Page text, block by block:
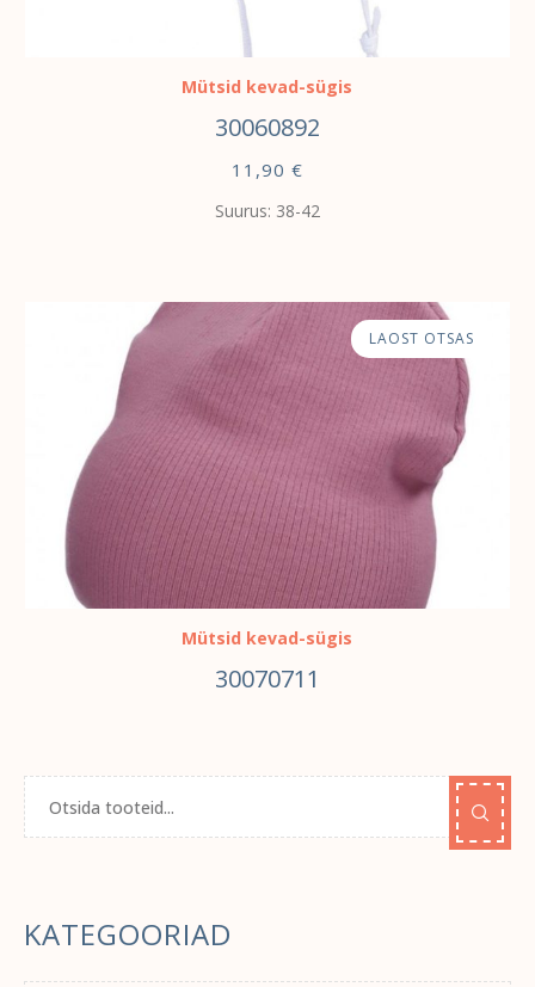
Mütsid kevad-sügis
30060892
11,90 €
Suurus: 38-42
LAOST OTSAS
Mütsid kevad-sügis
30070711
KATEGOORIAD